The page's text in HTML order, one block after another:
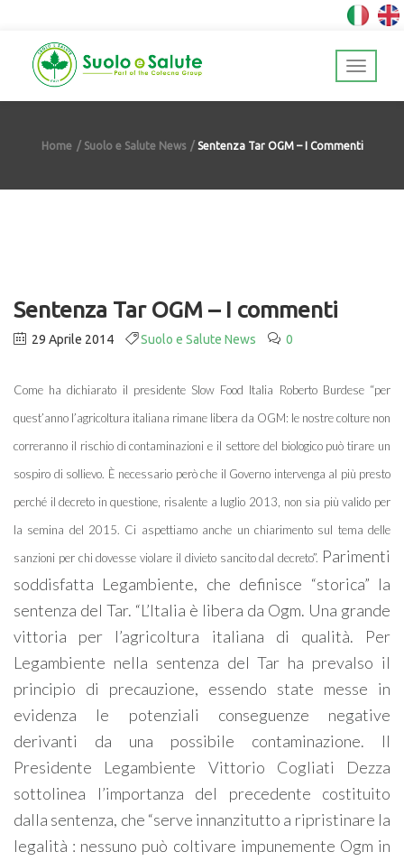
Home Suolo e Salute News Sentenza Tar OGM – I Commenti
Sentenza Tar OGM – I commenti
29 Aprile 2014 Suolo e Salute News 0
Come ha dichiarato il presidente Slow Food Italia Roberto Burdese “per
quest’anno l’agricoltura italiana rimane libera da OGM: le nostre colture non
correranno il rischio di contaminazioni e il settore del biologico può tirare un
sospiro di sollievo. È necessario però che il Governo intervenga al più presto
perché il decreto in questione, risalente a luglio 2013, non sia più valido per
la semina del 2015. Ci aspettiamo anche un chiarimento sul tema delle
sanzioni per chi dovesse violare il divieto sancito dal decreto”. Parimenti
soddisfatta Legambiente, che definisce “storica” la
sentenza del Tar. “L’Italia è libera da Ogm. Una grande
vittoria per l’agricoltura italiana di qualità. Per
Legambiente nella sentenza del Tar ha prevalso il
principio di precauzione, essendo state messe in
evidenza le potenziali conseguenze negative
derivanti da una possibile contaminazione. Il
Presidente Legambiente Vittorio Cogliati Dezza
sottolinea l’importanza del precedente costituito
dalla sentenza, che “serve innanzitutto a ripristinare la
legalità : nessuno può coltivare impunemente Ogm in